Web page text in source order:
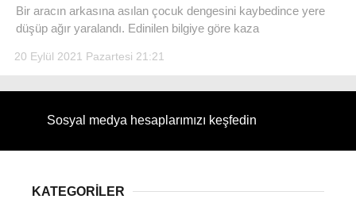
WhatsApp İhbar Hattı
Bir aracın arkasına asılan çocuk dengesini kaybedince yere
düşüp ağır yaralandı. Edinilen bilgiye göre kaza
20 Eylül 2021 Pazartesi 21:21
Sosyal medya hesaplarımızı keşfedin
KATEGORİLER